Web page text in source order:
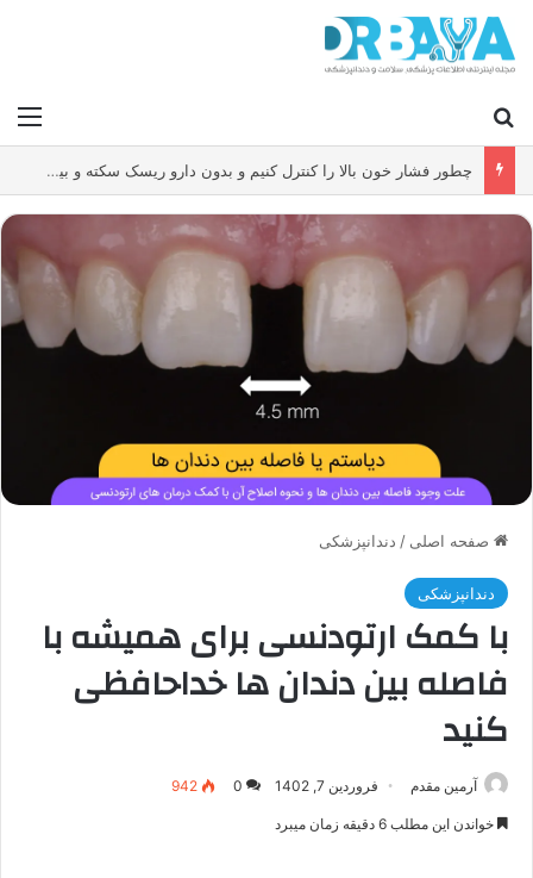
چطور فشار خون بالا را کنترل کنیم و بدون دارو ریسک سکته و بیماری قلبی را کاهش دهیم؟
صفحه اصلی / دندانپزشکی
دندانپزشکی
با کمک ارتودنسی برای همیشه با
فاصله بین دندان ها خداحافظی
کنید
آرمین مقدم فروردین 7, 1402 0
942
خواندن این مطلب 6 دقیقه زمان میبرد